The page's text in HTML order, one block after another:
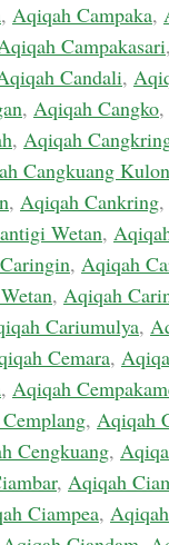
, Aqiqah Campaka,
Campakasari,
Candali,
, Aqiqah Cangko,
, Aqiqah
Cangkuang Kulon
, Aqiqah Cankring,
Wetan,
, Aqiqah
, Aqiqah
Cariumulya,
Cemara,
, Aqiqah
, Aqiqah
Cengkuang,
, Aqiqah
Ciampea,